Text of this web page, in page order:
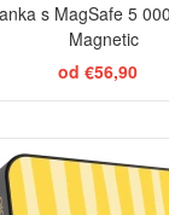
s MagSafe 5
Magnetic
od €56,90